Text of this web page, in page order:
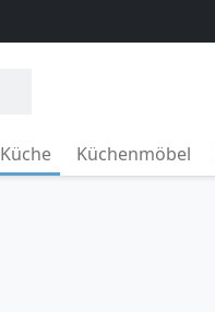
Küche Küchenmöbel